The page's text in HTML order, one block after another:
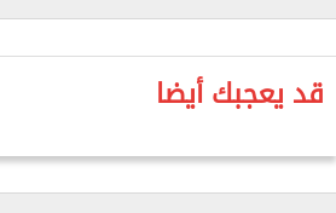
علاء الدين أمين سر لجنة العلاقات
النواب، والسفير عمرو عباس الأمين
العلاقات الخارجية بالحزب.
وشهد اللقاء نقاشًا موسعًا حول
التشريعية خلال المرحلة المقبلة،
قد يعجبك أيضا